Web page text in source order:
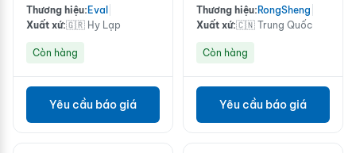
Thương hiệu: Eval
Xuất xứ:🇬🇷 Hy Lạp
Còn hàng
Yêu cầu báo giá
Thương hiệu: RongSheng
Xuất xứ:🇨🇳 Trung Quốc
Còn hàng
Yêu cầu báo giá